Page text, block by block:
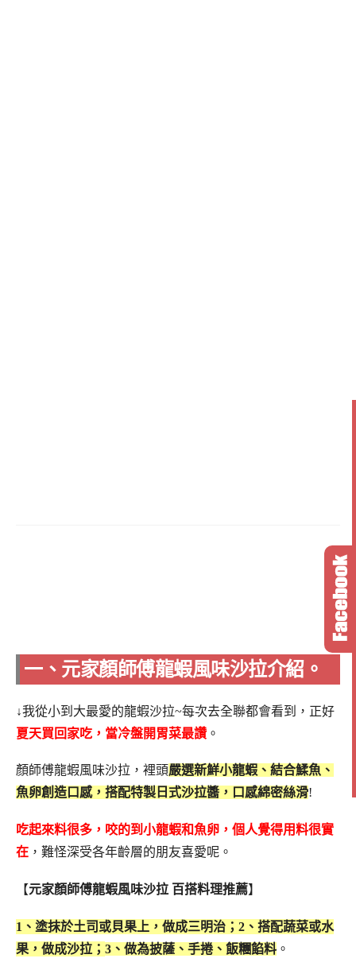
一、元家顏師傅龍蝦風味沙拉介紹。
↓我從小到大最愛的龍蝦沙拉~每次去全聯都會看到，正好
夏天買回家吃，當冷盤開胃菜最讚 。
顏師傅龍蝦風味沙拉，裡頭嚴選新鮮小龍蝦、結合鰇魚、
魚卵創造口感，搭配特製日式沙拉醬，口感綿密絲滑!
吃起來料很多，咬的到小龍蝦和魚卵，個人覺得用料很實
在 ，難怪深受各年齡層的朋友喜愛呢。
【元家顏師傅龍蝦風味沙拉 百搭料理推薦】
1、塗抹於土司或貝果上，做成三明治； 2、搭配蔬菜或水
果，做成沙拉； 3、做為披薩、手捲、飯糰餡料 。